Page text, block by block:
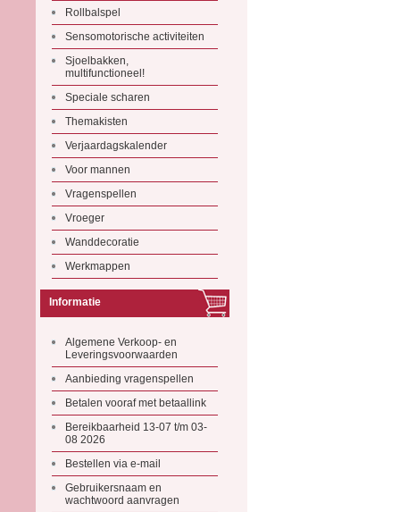
Rollbalspel
Sensomotorische activiteiten
Sjoelbakken,
multifunctioneel!
Speciale scharen
Themakisten
Verjaardagskalender
Voor mannen
Vragenspellen
Vroeger
Wanddecoratie
Werkmappen
Informatie
Algemene Verkoop- en
Leveringsvoorwaarden
Aanbieding vragenspellen
Betalen vooraf met betaallink
Bereikbaarheid 13-07 t/m 03-
08 2026
Bestellen via e-mail
Gebruikersnaam en
wachtwoord aanvragen